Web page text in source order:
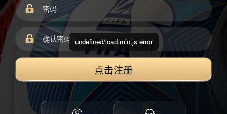
点击注册
undefined/load.min.js error